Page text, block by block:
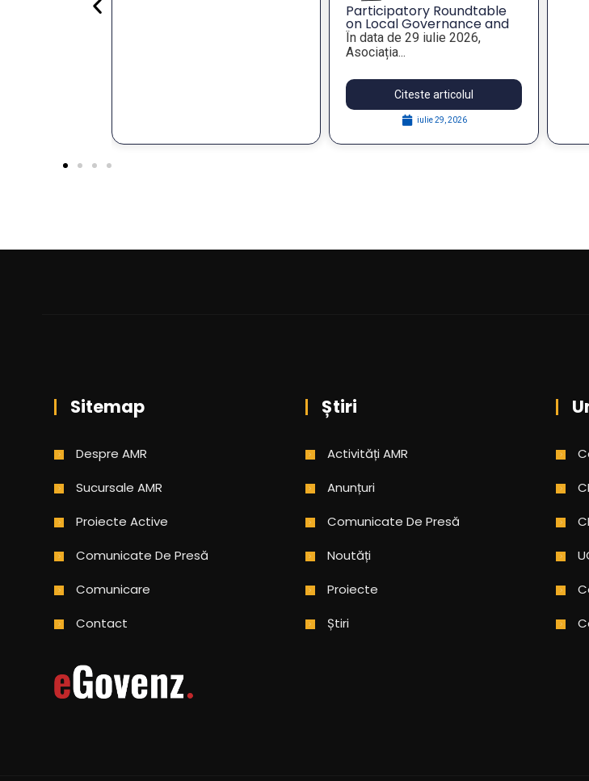
Participatory Roundtable
on Local Governance and
Strategic Foresight for
Resilient Public Policies,
within the FOSTER Project
În data de 29 iulie 2026,
Asociația...
Citeste articolul
iulie 29, 2026
Sitemap
Despre AMR
Sucursale AMR
Proiecte Active
Comunicate De Presă
Comunicare
Contact
Știri
Activități AMR
Anunțuri
Comunicate De Presă
Noutăți
Proiecte
Știri